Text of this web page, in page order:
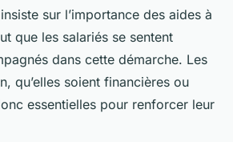
sur l’importance des aides à
que les salariés se sentent
dans cette démarche. Les
qu’elles soient financières ou
essentielles pour renforcer leur